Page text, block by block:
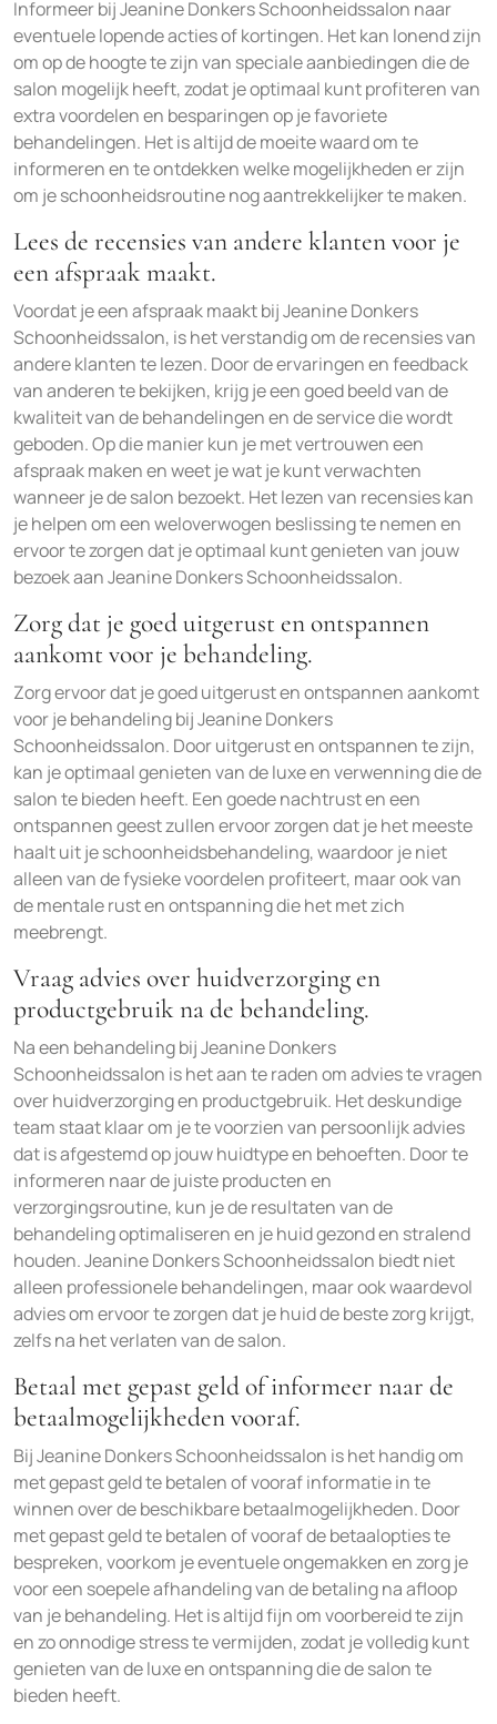
Informeer bij Jeanine Donkers Schoonheidssalon naar
eventuele lopende acties of kortingen. Het kan lonend zijn
om op de hoogte te zijn van speciale aanbiedingen die de
salon mogelijk heeft, zodat je optimaal kunt profiteren van
extra voordelen en besparingen op je favoriete
behandelingen. Het is altijd de moeite waard om te
informeren en te ontdekken welke mogelijkheden er zijn
om je schoonheidsroutine nog aantrekkelijker te maken.
Lees de recensies van andere klanten voor je
een afspraak maakt.
Voordat je een afspraak maakt bij Jeanine Donkers
Schoonheidssalon, is het verstandig om de recensies van
andere klanten te lezen. Door de ervaringen en feedback
van anderen te bekijken, krijg je een goed beeld van de
kwaliteit van de behandelingen en de service die wordt
geboden. Op die manier kun je met vertrouwen een
afspraak maken en weet je wat je kunt verwachten
wanneer je de salon bezoekt. Het lezen van recensies kan
je helpen om een weloverwogen beslissing te nemen en
ervoor te zorgen dat je optimaal kunt genieten van jouw
bezoek aan Jeanine Donkers Schoonheidssalon.
Zorg dat je goed uitgerust en ontspannen
aankomt voor je behandeling.
Zorg ervoor dat je goed uitgerust en ontspannen aankomt
voor je behandeling bij Jeanine Donkers
Schoonheidssalon. Door uitgerust en ontspannen te zijn,
kan je optimaal genieten van de luxe en verwenning die de
salon te bieden heeft. Een goede nachtrust en een
ontspannen geest zullen ervoor zorgen dat je het meeste
haalt uit je schoonheidsbehandeling, waardoor je niet
alleen van de fysieke voordelen profiteert, maar ook van
de mentale rust en ontspanning die het met zich
meebrengt.
Vraag advies over huidverzorging en
productgebruik na de behandeling.
Na een behandeling bij Jeanine Donkers
Schoonheidssalon is het aan te raden om advies te vragen
over huidverzorging en productgebruik. Het deskundige
team staat klaar om je te voorzien van persoonlijk advies
dat is afgestemd op jouw huidtype en behoeften. Door te
informeren naar de juiste producten en
verzorgingsroutine, kun je de resultaten van de
behandeling optimaliseren en je huid gezond en stralend
houden. Jeanine Donkers Schoonheidssalon biedt niet
alleen professionele behandelingen, maar ook waardevol
advies om ervoor te zorgen dat je huid de beste zorg krijgt,
zelfs na het verlaten van de salon.
Betaal met gepast geld of informeer naar de
betaalmogelijkheden vooraf.
Bij Jeanine Donkers Schoonheidssalon is het handig om
met gepast geld te betalen of vooraf informatie in te
winnen over de beschikbare betaalmogelijkheden. Door
met gepast geld te betalen of vooraf de betaalopties te
bespreken, voorkom je eventuele ongemakken en zorg je
voor een soepele afhandeling van de betaling na afloop
van je behandeling. Het is altijd fijn om voorbereid te zijn
en zo onnodige stress te vermijden, zodat je volledig kunt
genieten van de luxe en ontspanning die de salon te
bieden heeft.